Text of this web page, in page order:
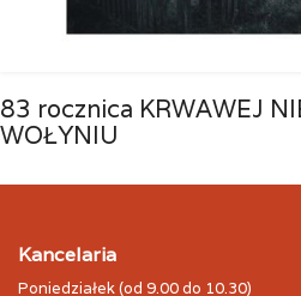
83 rocznica KRWAWEJ
WOŁYNIU
Kancelaria
Poniedziałek (od 9.00 do 10.30)